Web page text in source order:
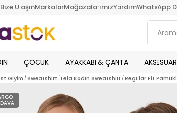
Bize UlaşınMarkalarMağazalarımızYardımWhatsApp
ÇOCUK AYAKKABI & ÇANTA AKSESUAR
Giyim Sweatshirt Lela Kadın Sweatshirt Regular Fit